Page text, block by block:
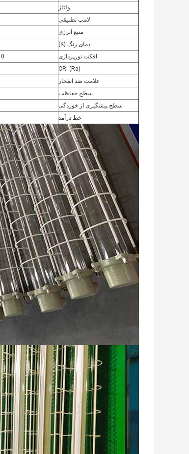
ولتاژ
لامپ تطبیقی
منبع انرژی
دمای رنگ (K)
افکت نورپردازی
110
CRI (Ra)
علامت ضد انفجار
سطح حفاظت
سطح پیشگیری از خوردگی
خط درآمد